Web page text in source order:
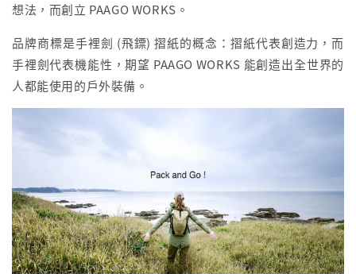
想法，而創立 PAAGO WORKS。
品牌商標是手裡劍 (飛鏢) 摺紙的概念：摺紙代表創造力，而
手裡劍代表機能性，期望 PAAGO WORKS 能創造出全世界的
人都能使用的戶外裝備。